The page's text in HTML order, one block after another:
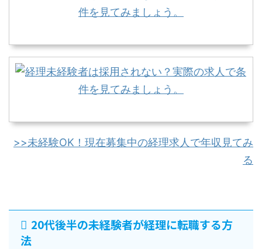
>>未経験OK！現在募集中の経理求人で年収見てみ
る
20代後半の未経験者が経理に転職する方
法